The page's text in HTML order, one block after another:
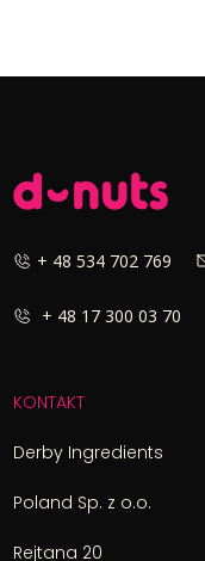
+ 48 534 702 769
+ 48 17 300 03 70
KONTAKT
Derby Ingredients
Poland Sp. z o.o.
Rejtana 20